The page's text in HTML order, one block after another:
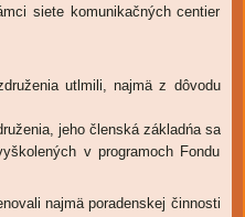
siete komunikačných centier
utlmili, najmä z dôvodu
jeho členská základńa sa
v programoch Fondu
najmä poradenskej činnosti